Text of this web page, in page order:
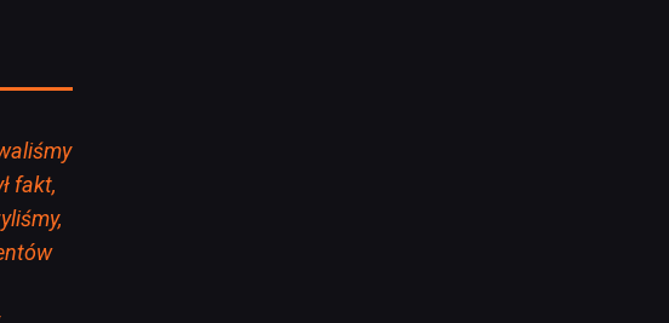
fakt,